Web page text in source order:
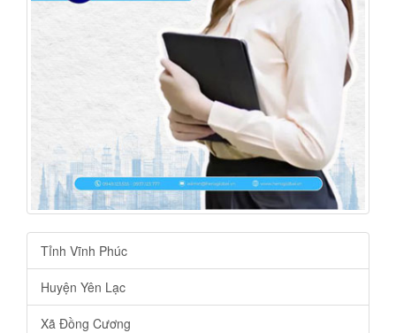
Tỉnh Vĩnh Phúc
Huyện Yên Lạc
Xã Đồng Cương